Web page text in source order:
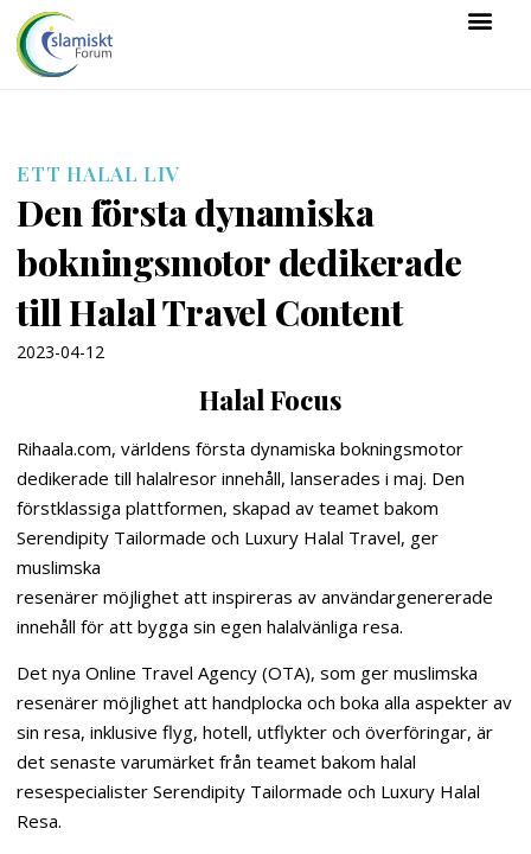
ETT HALAL LIV
Den första dynamiska
bokningsmotor dedikerade
till Halal Travel Content
2023-04-12
Halal Focus
Rihaala.com, världens första dynamiska bokningsmotor
dedikerade till halalresor innehåll, lanserades i maj. Den
förstklassiga plattformen, skapad av teamet bakom
Serendipity Tailormade och Luxury Halal Travel, ger
muslimska
resenärer möjlighet att inspireras av användargenererade
innehåll för att bygga sin egen halalvänliga resa.
Det nya Online Travel Agency (OTA), som ger muslimska
resenärer möjlighet att handplocka och boka alla aspekter av
sin resa, inklusive flyg, hotell, utflykter och överföringar, är
det senaste varumärket från teamet bakom halal
resespecialister Serendipity Tailormade och Luxury Halal
Resa.